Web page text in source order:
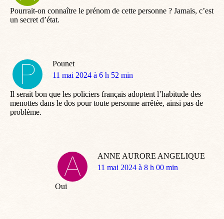
Pourrait-on connaître le prénom de cette personne ? Jamais, c’est
un secret d’état.
Pounet
dit
11 mai 2024 à 6 h 52 min
Il serait bon que les policiers français adoptent l’habitude des
menottes dans le dos pour toute personne arrêtée, ainsi pas de
problème.
ANNE AURORE ANGELIQUE
dit
11 mai 2024 à 8 h 00 min
Oui